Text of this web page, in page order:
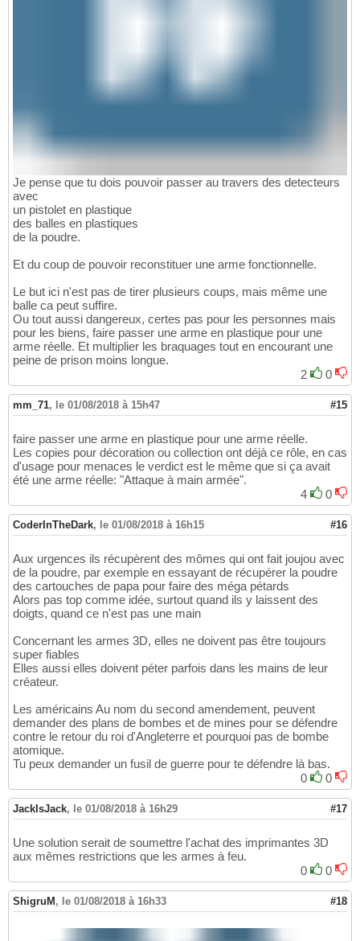
Je pense que tu dois pouvoir passer au travers des detecteurs
avec
un pistolet en plastique
des balles en plastiques
de la poudre.
Et du coup de pouvoir reconstituer une arme fonctionnelle.
Le but ici n'est pas de tirer plusieurs coups, mais même une
balle ca peut suffire.
Ou tout aussi dangereux, certes pas pour les personnes mais
pour les biens, faire passer une arme en plastique pour une
arme réelle. Et multiplier les braquages tout en encourant une
peine de prison moins longue.
2
0
mm_71, le 01/08/2018 à 15h47 #15
faire passer une arme en plastique pour une arme réelle.
Les copies pour décoration ou collection ont déjà ce rôle, en cas
d'usage pour menaces le verdict est le même que si ça avait
été une arme réelle: "Attaque à main armée".
4
0
CoderInTheDark, le 01/08/2018 à 16h15 #16
Aux urgences ils récupèrent des mômes qui ont fait joujou avec
de la poudre, par exemple en essayant de récupérer la poudre
des cartouches de papa pour faire des méga pétards
Alors pas top comme idée, surtout quand ils y laissent des
doigts, quand ce n'est pas une main
Concernant les armes 3D, elles ne doivent pas être toujours
super fiables
Elles aussi elles doivent péter parfois dans les mains de leur
créateur.
Les américains Au nom du second amendement, peuvent
demander des plans de bombes et de mines pour se défendre
contre le retour du roi d'Angleterre et pourquoi pas de bombe
atomique.
Tu peux demander un fusil de guerre pour te défendre là bas.
0
0
JackIsJack, le 01/08/2018 à 16h29 #17
Une solution serait de soumettre l'achat des imprimantes 3D
aux mêmes restrictions que les armes à feu.
0
0
ShigruM , le 01/08/2018 à 16h33 #18